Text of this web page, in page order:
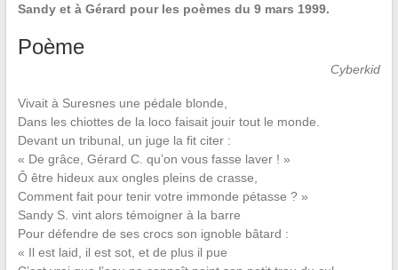
Sandy et à Gérard pour les poèmes du 9 mars 1999.
Poème
Cyberkid
Vivait à Suresnes une pédale blonde,
Dans les chiottes de la loco faisait jouir tout le monde.
Devant un tribunal, un juge la fit citer :
« De grâce, Gérard C. qu’on vous fasse laver ! »
Ô être hideux aux ongles pleins de crasse,
Comment fait pour tenir votre immonde pétasse ? »
Sandy S. vint alors témoigner à la barre
Pour défendre de ses crocs son ignoble bâtard :
« Il est laid, il est sot, et de plus il pue